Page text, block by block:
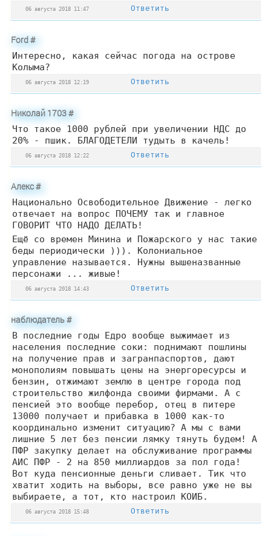
06 августа 2018 11:47 Ответить
Ford#
Интересно, какая сейчас погода на острове
Колыма?
06 августа 2018 12:19 Ответить
Николай 1703#
Что такое 1000 рублей при увеличении НДС до
20% - пшик. БЛАГОДЕТЕЛИ тудыть в качель!
06 августа 2018 12:22 Ответить
Алекс#
Национально Освободительное Движение - легко
отвечает на вопрос ПОЧЕМУ так и главное
ГОВОРИТ ЧТО НАДО ДЕЛАТЬ!
Ещё со времен Минина и Пожарского у нас такие
беды периодически ))). Колониальное
управление называется. Нужны вышеназванные
персонажи ... живые!
06 августа 2018 14:43 Ответить
наблюдатель#
В последние годы Едро вообще выжимает из
населения последние соки: поднимают пошлины
на получение прав и загранпаспортов, дают
монополиям повышать цены на энергоресурсы и
бензин, отжимают землю в центре города под
строительство жилфонда своими фирмами. А с
пенсией это вообще перебор, отец в питере
13000 получает и прибавка в 1000 как-то
координально изменит ситуацию? А мы с вами
лишние 5 лет без пенсии лямку тянуть будем! А
ПФР закупку делает на обслуживание программы
АИС ПФР - 2 на 850 миллиардов за пол года!
Вот куда пенсионные деньги сливает. Тик что
хватит ходить на выборы, все равно уже не вы
выбираете, а тот, кто настроил КОИБ.
06 августа 2018 15:48 Ответить